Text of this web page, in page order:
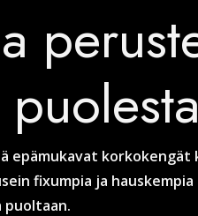
epämukavat korkokengät
fixumpia ja